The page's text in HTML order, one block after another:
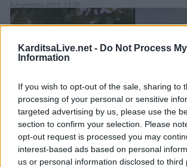
KarditsaLive.net - Do Not Process
Information
If you wish to opt-out of the sale, sharing to
processing of your personal or sensitive
targeted advertising by us, please use the
section to confirm your selection. Please
opt-out request is processed you may
interest-based ads based on personal
us or personal information disclosed to third
6 Αυγούστου 2026, 13:35
Ξεκίνησε η δράση της ιερακοθηρίας
για την απομάκρυνση των
πρώτα δείγματα
6 Αυγούστου 2026, 10:56